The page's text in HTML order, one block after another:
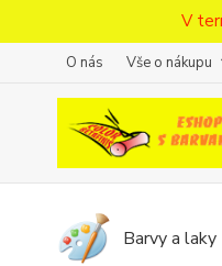
V
O nás Vše o nákupu
Barvy a laky